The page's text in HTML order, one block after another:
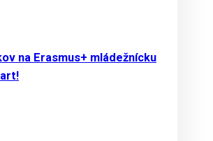
na Erasmus+ mládežnícku